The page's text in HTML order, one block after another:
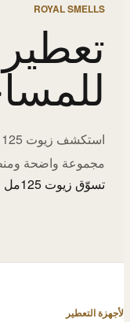
ROYAL SMELLS
مجموعة واضحة
تسوّق زيوت 125مل
لأجهزة التعطير